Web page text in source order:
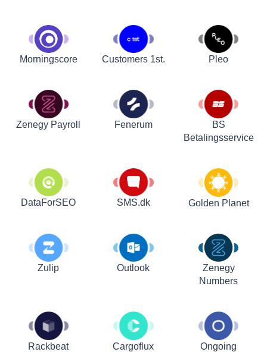
Morningscore Customers 1st. Pleo
Zenegy Payroll Fenerum
BS
Betalingsservice
DataForSEO SMS.dk Golden Planet
Zulip Outlook
Zenegy
Numbers
Rackbeat Cargoflux
Ongoing